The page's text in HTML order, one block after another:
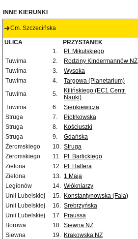
INNE KIERUNKI
Cm. Szczecińska
ULICA PRZYSTANEK
1.
Pl. Mikulskiego
Tuwima
2. Rodziny Kindermannów NŻ
Tuwima
3. Wysoka
Tuwima
4. Targowa (Planetarium)
Tuwima
5.
Kilińskiego (EC1 Centr.
Nauki)
Tuwima 6. Sienkiewicza
Struga
7. Piotrkowska
Struga
8. Kościuszki
Struga
9. Gdańska
Żeromskiego
10. Struga
Żeromskiego
11. Pl. Barlickiego
Zielona
12. Pl. Hallera
Zielona
13. 1 Maja
Legionów
14. Włókniarzy
Unii Lubelskiej
15. Konstantynowska (Fala)
Unii Lubelskiej
16. Srebrzyńska
Unii Lubelskiej
17. Praussa
Borowa
18. Siewna NŻ
Siewna
19. Krakowska NŻ